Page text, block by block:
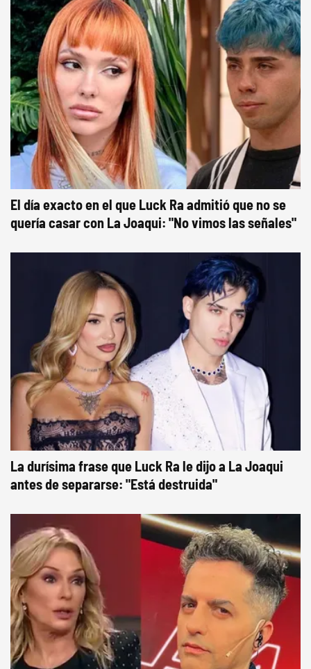
El día exacto en el que Luck Ra admitió que no se
quería casar con La Joaqui: "No vimos las señales"
La durísima frase que Luck Ra le dijo a La Joaqui
antes de separarse: "Está destruida"